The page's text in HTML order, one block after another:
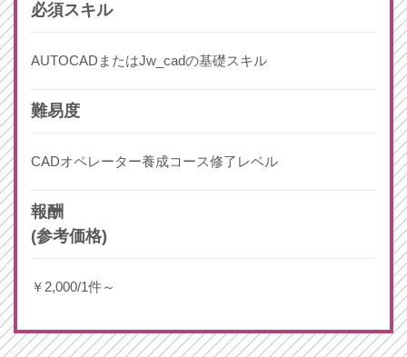
必須スキル
AUTOCADまたはJw_cadの基礎スキル
難易度
CADオペレーター養成コース修了レベル
報酬
(参考価格)
￥2,000/1件～